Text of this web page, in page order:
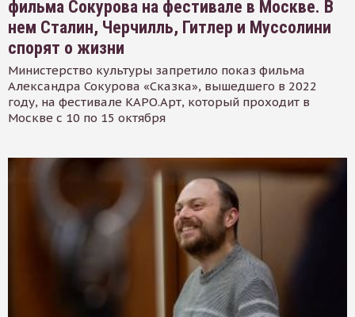
фильма Сокурова на фестивале в Москве. В
нем Сталин, Черчилль, Гитлер и Муссолини
спорят о жизни
Министерство культуры запретило показ фильма
Александра Сокурова «Сказка», вышедшего в 2022
году, на фестивале КАРО.Арт, который проходит в
Москве с 10 по 15 октября